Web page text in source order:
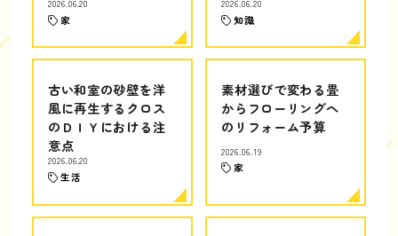
2026.06.20
家
2026.06.20
知識
古い和室の砂壁を洋
風に再生するクロス
のＤＩＹにおける注
意点
2026.06.20
生活
素材選びで変わる畳
からフローリングへ
のリフォーム予算
2026.06.19
家